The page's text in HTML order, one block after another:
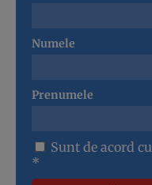
Numele
Prenumele
Sunt de acord cu
*